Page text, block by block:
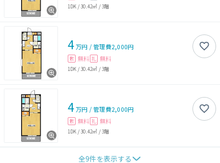
1DK /30.42㎡ /3階
4万円 /管理費2,000円
敷 無料 礼 無料
1DK /30.42㎡ /3階
4万円 /管理費2,000円
敷 無料 礼 無料
1DK /30.42㎡ /3階
全9件を表示する